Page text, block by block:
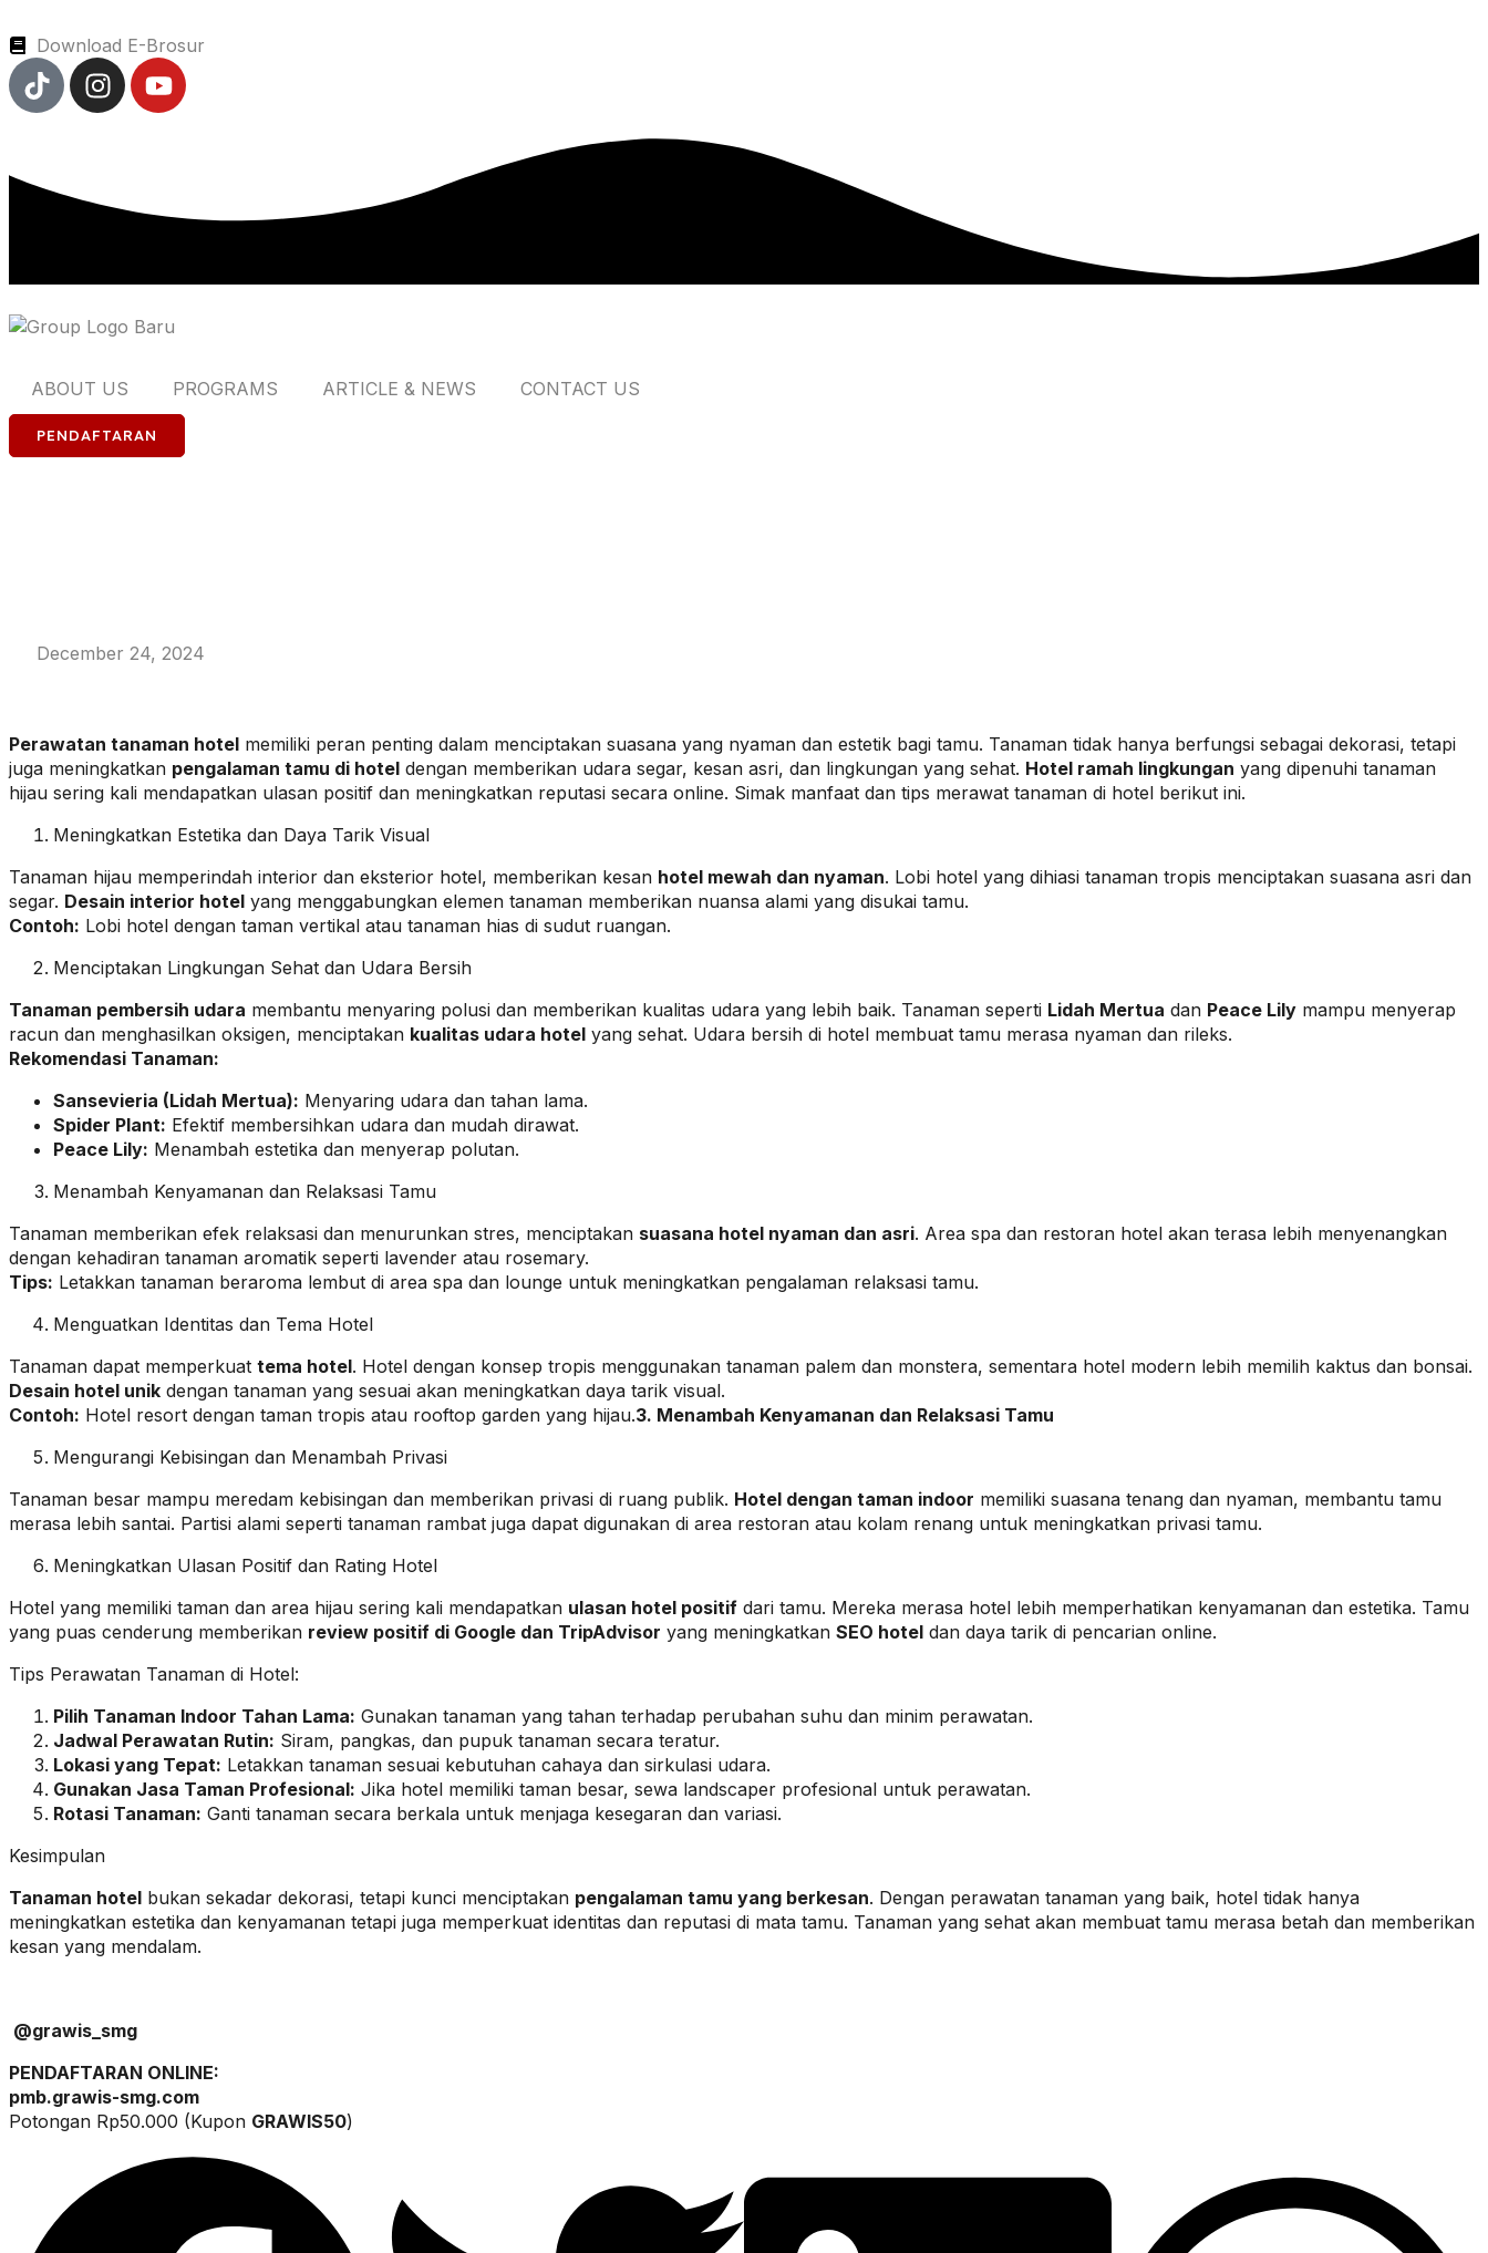
Download E-Brosur
ABOUT US PROGRAMS ARTICLE & NEWS CONTACT US
PENDAFTARAN
December 24, 2024
Perawatan tanaman hotel memiliki peran penting dalam menciptakan suasana yang nyaman dan estetik bagi tamu. Tanaman tidak hanya berfungsi sebagai dekorasi, tetapi
juga meningkatkan pengalaman tamu di hotel dengan memberikan udara segar, kesan asri, dan lingkungan yang sehat. Hotel ramah lingkungan yang dipenuhi tanaman
hijau sering kali mendapatkan ulasan positif dan meningkatkan reputasi secara online. Simak manfaat dan tips merawat tanaman di hotel berikut ini.
Meningkatkan Estetika dan Daya Tarik Visual
Tanaman hijau memperindah interior dan eksterior hotel, memberikan kesan hotel mewah dan nyaman. Lobi hotel yang dihiasi tanaman tropis menciptakan suasana asri dan
segar. Desain interior hotel yang menggabungkan elemen tanaman memberikan nuansa alami yang disukai tamu.
Contoh: Lobi hotel dengan taman vertikal atau tanaman hias di sudut ruangan.
Menciptakan Lingkungan Sehat dan Udara Bersih
Tanaman pembersih udara membantu menyaring polusi dan memberikan kualitas udara yang lebih baik. Tanaman seperti Lidah Mertua dan Peace Lily mampu menyerap
racun dan menghasilkan oksigen, menciptakan kualitas udara hotel yang sehat. Udara bersih di hotel membuat tamu merasa nyaman dan rileks.
Rekomendasi Tanaman:
Sansevieria (Lidah Mertua): Menyaring udara dan tahan lama.
Spider Plant: Efektif membersihkan udara dan mudah dirawat.
Peace Lily: Menambah estetika dan menyerap polutan.
Menambah Kenyamanan dan Relaksasi Tamu
Tanaman memberikan efek relaksasi dan menurunkan stres, menciptakan suasana hotel nyaman dan asri. Area spa dan restoran hotel akan terasa lebih menyenangkan
dengan kehadiran tanaman aromatik seperti lavender atau rosemary.
Tips: Letakkan tanaman beraroma lembut di area spa dan lounge untuk meningkatkan pengalaman relaksasi tamu.
Menguatkan Identitas dan Tema Hotel
Tanaman dapat memperkuat tema hotel. Hotel dengan konsep tropis menggunakan tanaman palem dan monstera, sementara hotel modern lebih memilih kaktus dan bonsai.
Desain hotel unik dengan tanaman yang sesuai akan meningkatkan daya tarik visual.
Contoh: Hotel resort dengan taman tropis atau rooftop garden yang hijau.3. Menambah Kenyamanan dan Relaksasi Tamu
Mengurangi Kebisingan dan Menambah Privasi
Tanaman besar mampu meredam kebisingan dan memberikan privasi di ruang publik. Hotel dengan taman indoor memiliki suasana tenang dan nyaman, membantu tamu
merasa lebih santai. Partisi alami seperti tanaman rambat juga dapat digunakan di area restoran atau kolam renang untuk meningkatkan privasi tamu.
Meningkatkan Ulasan Positif dan Rating Hotel
Hotel yang memiliki taman dan area hijau sering kali mendapatkan ulasan hotel positif dari tamu. Mereka merasa hotel lebih memperhatikan kenyamanan dan estetika. Tamu
yang puas cenderung memberikan review positif di Google dan TripAdvisor yang meningkatkan SEO hotel dan daya tarik di pencarian online.
Tips Perawatan Tanaman di Hotel:
Pilih Tanaman Indoor Tahan Lama: Gunakan tanaman yang tahan terhadap perubahan suhu dan minim perawatan.
Jadwal Perawatan Rutin: Siram, pangkas, dan pupuk tanaman secara teratur.
Lokasi yang Tepat: Letakkan tanaman sesuai kebutuhan cahaya dan sirkulasi udara.
Gunakan Jasa Taman Profesional: Jika hotel memiliki taman besar, sewa landscaper profesional untuk perawatan.
Rotasi Tanaman: Ganti tanaman secara berkala untuk menjaga kesegaran dan variasi.
Kesimpulan
Tanaman hotel bukan sekadar dekorasi, tetapi kunci menciptakan pengalaman tamu yang berkesan. Dengan perawatan tanaman yang baik, hotel tidak hanya
meningkatkan estetika dan kenyamanan tetapi juga memperkuat identitas dan reputasi di mata tamu. Tanaman yang sehat akan membuat tamu merasa betah dan memberikan
kesan yang mendalam.
@grawis_smg
PENDAFTARAN ONLINE:
pmb.grawis-smg.com
Potongan Rp50.000 (Kupon GRAWIS50)